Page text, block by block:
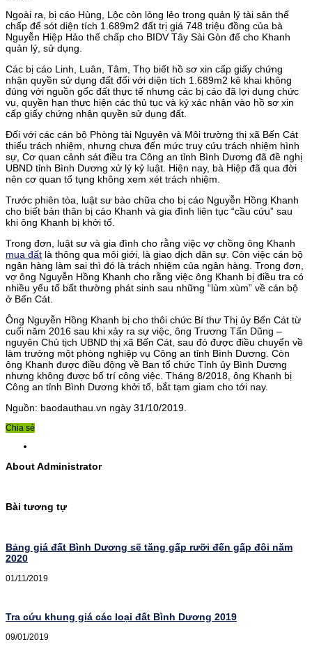
Ngoài ra, bị cáo Hùng, Lộc còn lỏng lẻo trong quản lý tài sản thế
chấp để sót diện tích 1.689m2 đất trị giá 748 triệu đồng của bà
Nguyễn Hiệp Hảo thế chấp cho BIDV Tây Sài Gòn để cho Khanh
quản lý, sử dụng.
Các bị cáo Linh, Luân, Tâm, Thọ biết hồ sơ xin cấp giấy chứng
nhận quyền sử dụng đất đối với diện tích 1.689m2 kê khai không
đúng với nguồn gốc đất thực tế nhưng các bị cáo đã lợi dụng chức
vụ, quyền hạn thực hiện các thủ tục và ký xác nhận vào hồ sơ xin
cấp giấy chứng nhận quyền sử dụng đất.
Đối với các cán bộ Phòng tài Nguyên và Môi trường thị xã Bến Cát
thiếu trách nhiệm, nhưng chưa đến mức truy cứu trách nhiệm hình
sự, Cơ quan cảnh sát điều tra Công an tỉnh Bình Dương đã đề nghị
UBND tỉnh Bình Dương xử lý kỷ luật. Hiện nay, bà Hiệp đã qua đời
nên cơ quan tố tụng không xem xét trách nhiệm.
Trước phiên tòa, luật sư bào chữa cho bị cáo Nguyễn Hồng Khanh
cho biết bản thân bị cáo Khanh và gia đình liên tục “cầu cứu” sau
khi ông Khanh bị khởi tố.
Trong đơn, luật sư và gia đình cho rằng việc vợ chồng ông Khanh
mua đất là thông qua môi giới, là giao dịch dân sự. Còn việc cán bộ
ngân hàng làm sai thì đó là trách nhiệm của ngân hàng. Trong đơn,
vợ ông Nguyễn Hồng Khanh cho rằng việc ông Khanh bị điều tra có
nhiều yếu tố bất thường phát sinh sau những “lùm xùm” về cán bộ
ở Bến Cát.
Ông Nguyễn Hồng Khanh bị cho thôi chức Bí thư Thị ủy Bến Cát từ
cuối năm 2016 sau khi xảy ra sự việc, ông Trương Tấn Dũng –
nguyên Chủ tịch UBND thị xã Bến Cát, sau đó được điều chuyển về
làm trưởng một phòng nghiệp vụ Công an tỉnh Bình Dương. Còn
ông Khanh được điều động về Ban tổ chức Tỉnh ủy Bình Dương
nhưng không được bố trí công việc. Tháng 8/2018, ông Khanh bị
Công an tỉnh Bình Dương khởi tố, bắt tạm giam cho tới nay.
Nguồn: baodauthau.vn ngày 31/10/2019.
Chia sẻ
About Administrator
Bài tương tự
Bảng giá đất Bình Dương sẽ tăng gấp rưỡi đến gấp đôi năm
2020
01/11/2019
Tra cứu khung giá các loại đất Bình Dương 2019
09/01/2019